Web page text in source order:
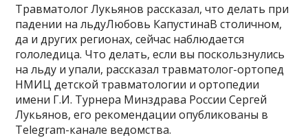
Травматолог Лукьянов рассказал, что делать при
падении на льдуЛюбовь КапустинаВ столичном,
да и других регионах, сейчас наблюдается
гололедица. Что делать, если вы поскользнулись
на льду и упали, рассказал травматолог-ортопед
НМИЦ детской травматологии и ортопедии
имени Г.И. Турнера Минздрава России Сергей
Лукьянов, его рекомендации опубликованы в
Telegram-канале ведомства.